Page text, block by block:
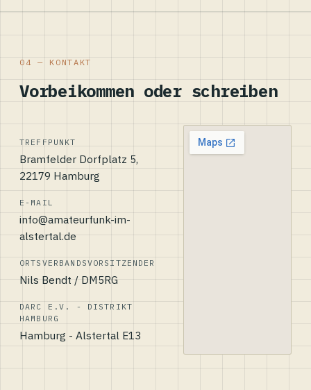
04 — KONTAKT
Vorbeikommen oder schreiben
TREFFPUNKT
Bramfelder Dorfplatz 5,
22179 Hamburg
E-MAIL
info@amateurfunk-im-
alstertal.de
ORTSVERBANDSVORSITZENDER
Nils Bendt / DM5RG
DARC E.V. - DISTRIKT
HAMBURG
Hamburg - Alstertal E13